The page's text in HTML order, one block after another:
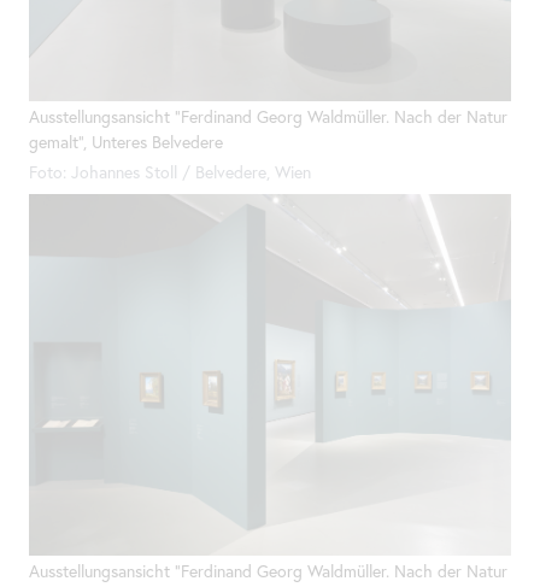
Ausstellungsansicht "Ferdinand Georg Waldmüller. Nach der Natur
gemalt", Unteres Belvedere
Foto: Johannes Stoll / Belvedere, Wien
Ausstellungsansicht "Ferdinand Georg Waldmüller. Nach der Natur